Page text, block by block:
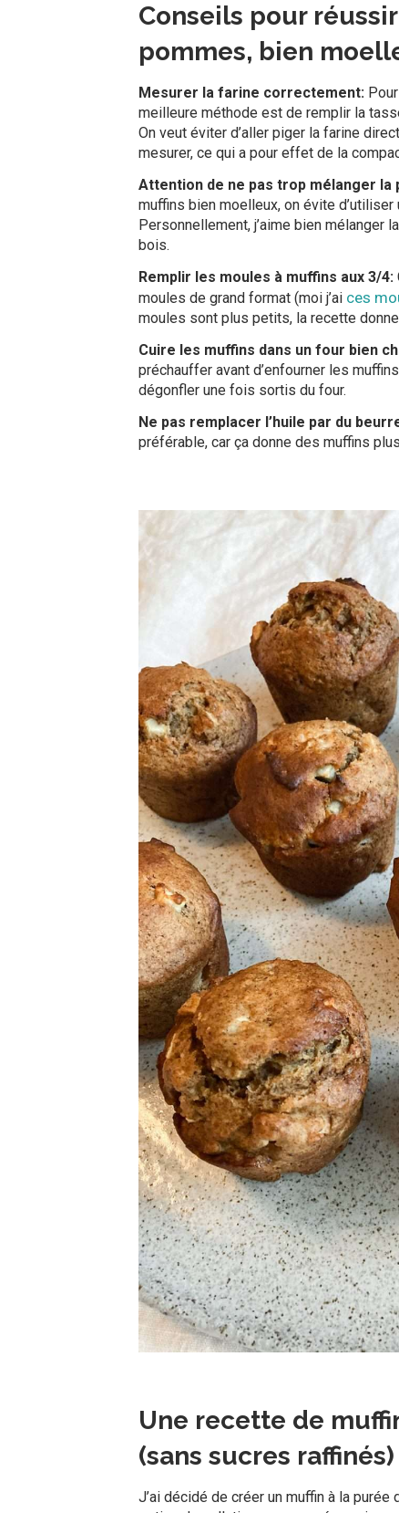
Conseils pour
pommes, bien
Mesurer la farine correctement:
meilleure méthode est de remplir la
On veut éviter d’aller piger la farine
mesurer, ce qui a pour effet de la
Attention de ne pas trop mélanger la
muffins bien moelleux, on évite
Personnellement, j’aime bien mélanger
bois.
Remplir les moules à muffins aux 3/4:
moules de grand format (moi j’ai ces
moules sont plus petits, la recette
Cuire les muffins dans un four bien
préchauffer avant d’enfourner les
dégonfler une fois sortis du four.
Ne pas remplacer l’huile par du
préférable, car ça donne des muffins
Une recette de
(sans sucres raffinés)
J’ai décidé de créer un muffin à la